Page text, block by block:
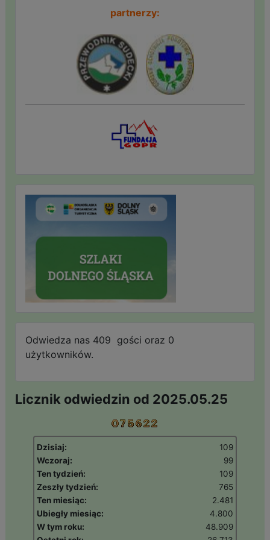
partnerzy:
Odwiedza nas 409 gości oraz 0
użytkowników.
Licznik odwiedzin od 2025.05.25
Dzisiaj:
109
Wczoraj:
99
Ten tydzień:
109
Zeszły tydzień:
765
Ten miesiąc:
2.481
Ubiegły miesiąc:
4.800
W tym roku:
48.909